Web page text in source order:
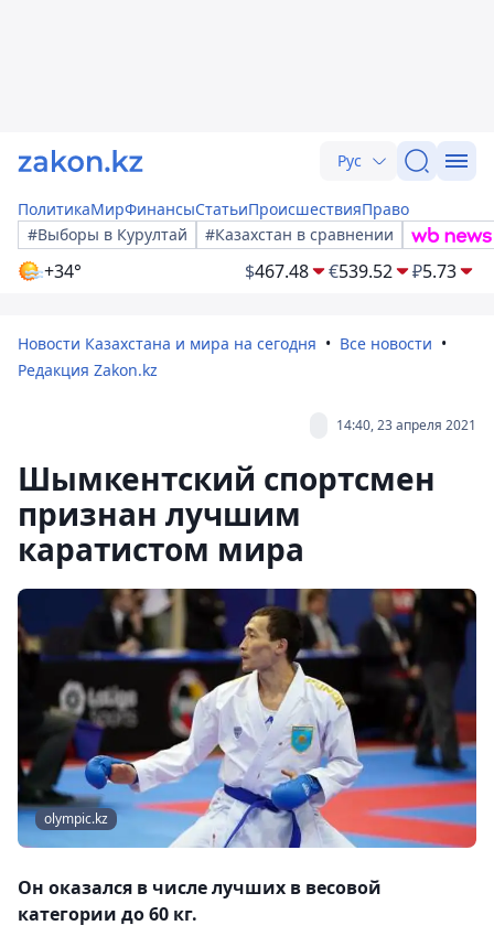
Рус
ПолитикаМирФинансыСтатьиПроисшествияПраво
#Выборы в Курултай
#Казахстан в сравнении
+34° $467.48 €539.52 ₽5.73
Новости Казахстана и мира на сегодня
Все новости
Редакция Zakon.kz
14:40, 23 апреля 2021
Шымкентский спортсмен
признан лучшим
каратистом мира
olympic.kz
Он оказался в числе лучших в весовой
категории до 60 кг.